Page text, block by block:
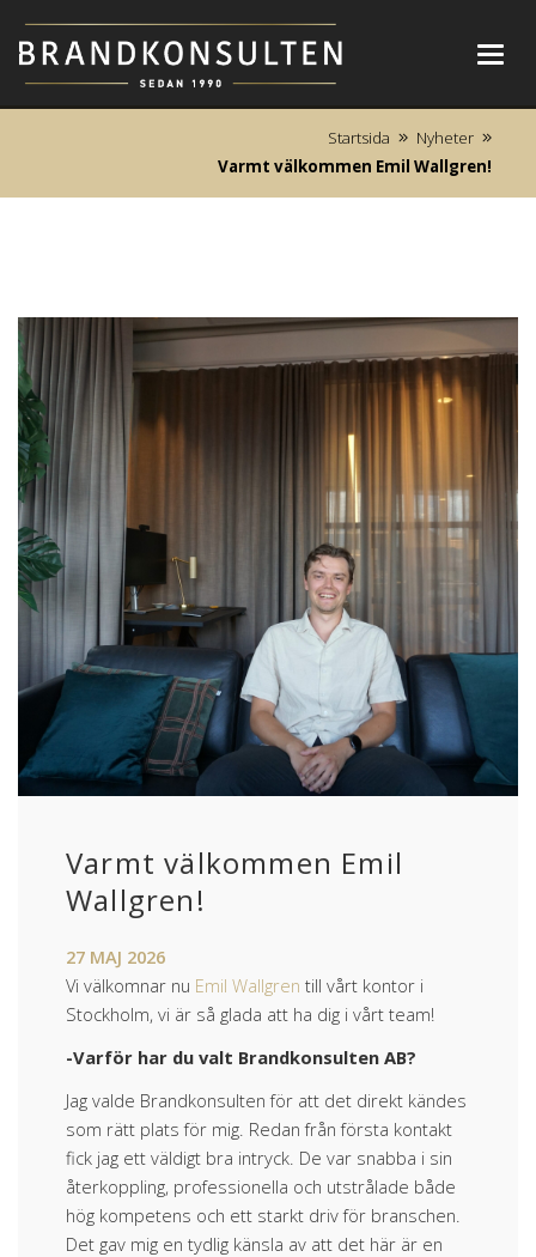
Startsida
Nyheter
Varmt välkommen Emil Wallgren!
Varmt välkommen Emil
Wallgren!
27 MAJ 2026
Vi välkomnar nu Emil Wallgren till vårt kontor i
Stockholm, vi är så glada att ha dig i vårt team!
-Varför har du valt Brandkonsulten AB?
Jag valde Brandkonsulten för att det direkt kändes
som rätt plats för mig. Redan från första kontakt
fick jag ett väldigt bra intryck. De var snabba i sin
återkoppling, professionella och utstrålade både
hög kompetens och ett starkt driv för branschen.
Det gav mig en tydlig känsla av att det här är en